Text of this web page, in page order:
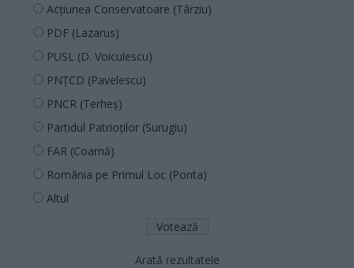
Acțiunea Conservatoare (Târziu)
PDF (Lazarus)
PUSL (D. Voiculescu)
PNȚCD (Pavelescu)
PNCR (Terheș)
Partidul Patrioților (Surugiu)
FAR (Coarnă)
România pe Primul Loc (Ponta)
Altul
Arată rezultatele